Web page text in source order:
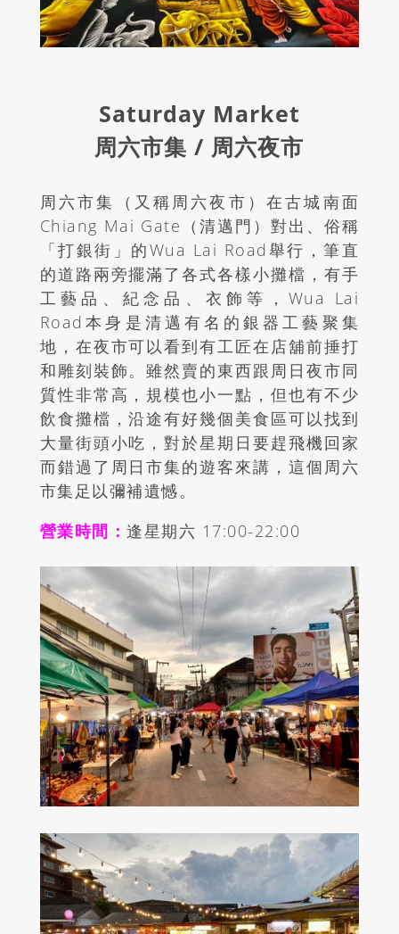
Saturday Market
周六市集 / 周六夜市
周六市集（又稱周六夜市）在古城南面
Chiang Mai Gate （清邁門） 對出、俗稱
「打銀街」的Wua Lai Road舉行，筆直
的道路兩旁擺滿了各式各樣小攤檔，有手
工藝品、紀念品、衣飾等，Wua Lai
Road本身是清邁有名的銀器工藝聚集
地，在夜市可以看到有工匠在店舖前捶打
和雕刻裝飾。雖然賣的東西跟周日夜市同
質性非常高，規模也小一點，但也有不少
飲食攤檔，沿途有好幾個美食區可以找到
大量街頭小吃，對於星期日要趕飛機回家
而錯過了周日市集的遊客來講，這個周六
市集足以彌補遺憾。
營業時間：逢星期六 17:00-22:00